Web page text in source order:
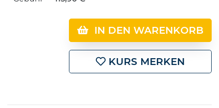
IN DEN WARENKORB
KURS MERKEN